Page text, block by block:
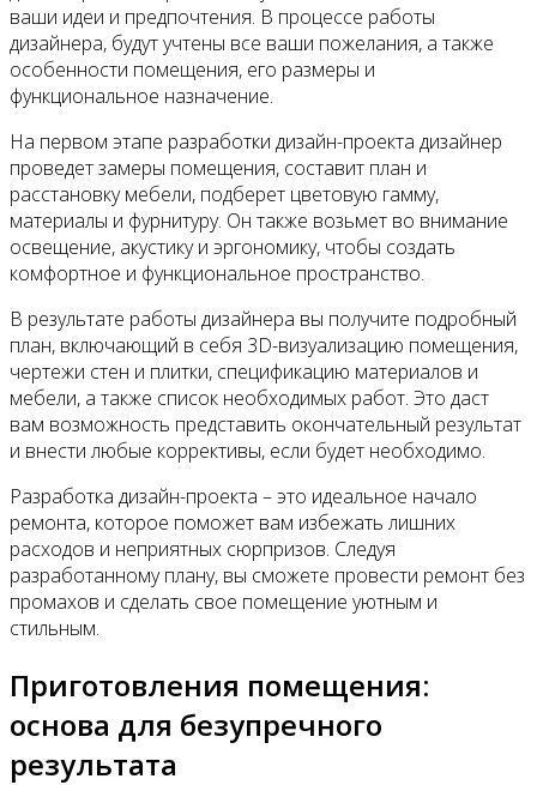
ваши идеи и предпочтения. В процессе работы
дизайнера, будут учтены все ваши пожелания, а также
особенности помещения, его размеры и
функциональное назначение.
На первом этапе разработки дизайн-проекта дизайнер
проведет замеры помещения, составит план и
расстановку мебели, подберет цветовую гамму,
материалы и фурнитуру. Он также возьмет во внимание
освещение, акустику и эргономику, чтобы создать
комфортное и функциональное пространство.
В результате работы дизайнера вы получите подробный
план, включающий в себя 3D-визуализацию помещения,
чертежи стен и плитки, спецификацию материалов и
мебели, а также список необходимых работ. Это даст
вам возможность представить окончательный результат
и внести любые коррективы, если будет необходимо.
Разработка дизайн-проекта – это идеальное начало
ремонта, которое поможет вам избежать лишних
расходов и неприятных сюрпризов. Следуя
разработанному плану, вы сможете провести ремонт без
промахов и сделать свое помещение уютным и
стильным.
Приготовления помещения:
основа для безупречного
результата